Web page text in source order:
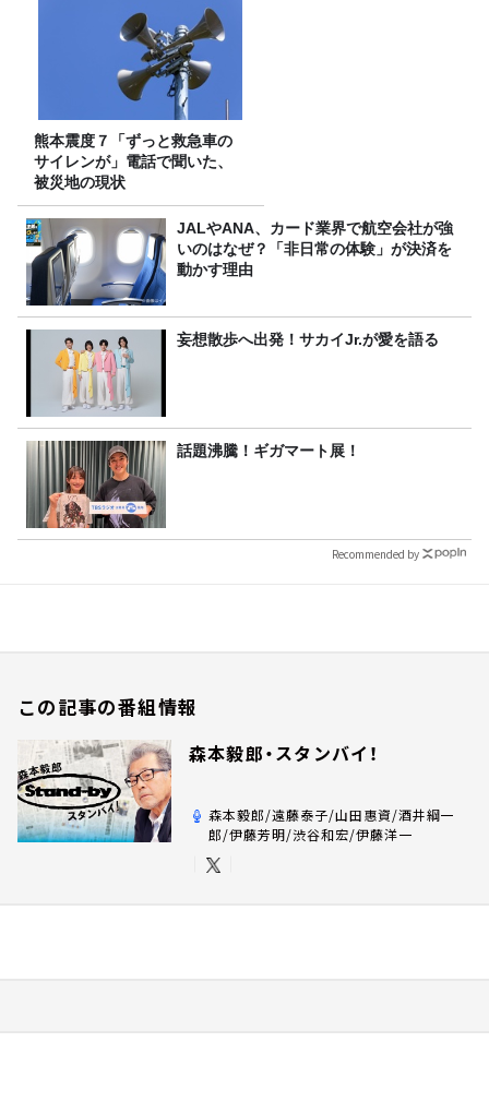
熊本震度７「ずっと救急車の
サイレンが」電話で聞いた、
被災地の現状
JALやANA、カード業界で航空会社が強
いのはなぜ？「非日常の体験」が決済を
動かす理由
妄想散歩へ出発！サカイJr.が愛を語る
話題沸騰！ギガマート展！
Recommended by
この記事の番組情報
森本毅郎・スタンバイ！
森本毅郎/遠藤泰子/山田惠資/酒井綱一
郎/伊藤芳明/渋谷和宏/伊藤洋一